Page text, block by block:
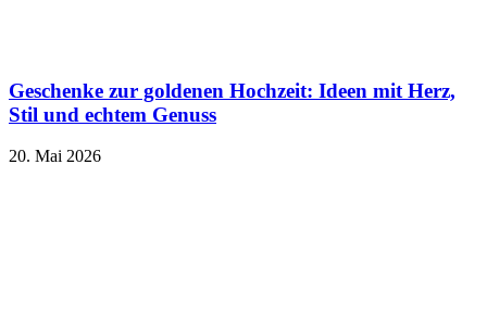
Geschenke zur goldenen Hochzeit: Ideen mit Herz,
Stil und echtem Genuss
20. Mai 2026